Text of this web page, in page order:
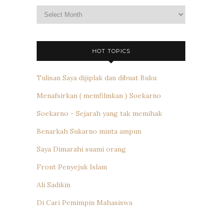
HOT TOPICS
Tulisan Saya dijiplak dan dibuat Buku
Menafsirkan ( memfilmkan ) Soekarno
Soekarno - Sejarah yang tak memihak
Benarkah Sukarno minta ampun
Saya Dimarahi suami orang
Front Penyejuk Islam
Ali Sadikin
Di Cari Pemimpin Mahasiswa